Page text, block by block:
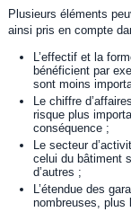
Plusieurs éléments
ainsi pris en compte
L’effectif et la
bénéficient par
sont moins
Le chiffre
risque plus
conséquence ;
Le secteur
celui du bâtiment
d’autres ;
L’étendue des
nombreuses, plus